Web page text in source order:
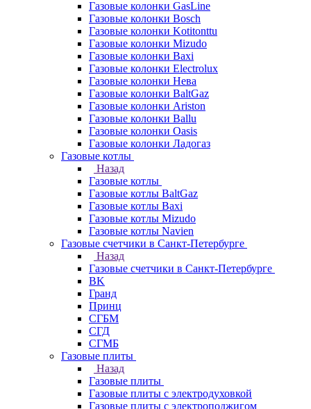
Газовые колонки GasLine
Газовые колонки Bosch
Газовые колонки Kotitonttu
Газовые колонки Mizudo
Газовые колонки Baxi
Газовые колонки Electrolux
Газовые колонки Нева
Газовые колонки BaltGaz
Газовые колонки Ariston
Газовые колонки Ballu
Газовые колонки Oasis
Газовые колонки Ладогаз
Газовые котлы
Назад
Газовые котлы
Газовые котлы BaltGaz
Газовые котлы Baxi
Газовые котлы Mizudo
Газовые котлы Navien
Газовые счетчики в Санкт-Петербурге
Назад
Газовые счетчики в Санкт-Петербурге
BK
Гранд
Принц
СГБМ
СГД
СГМБ
Газовые плиты
Назад
Газовые плиты
Газовые плиты с электродуховкой
Газовые плиты с электроподжигом